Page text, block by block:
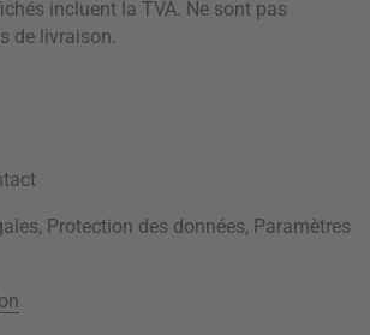
incluent la TVA. Ne sont pas
de livraison.
, Protection des données, Paramètres